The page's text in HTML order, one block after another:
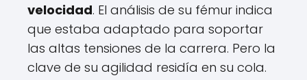
velocidad. El análisis de su fémur indica
que estaba adaptado para soportar
las altas tensiones de la carrera. Pero la
clave de su agilidad residía en su cola.